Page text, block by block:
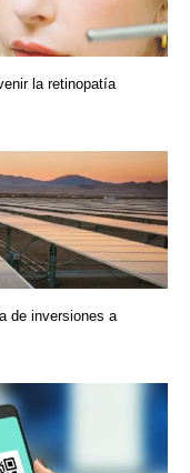
la retinopatía
de inversiones a